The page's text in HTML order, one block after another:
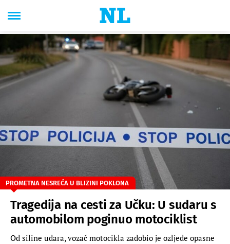
PROMETNA NESREĆA U BLIZINI POKLONA
Tragedija na cesti za Učku: U sudaru s
automobilom poginuo motociklist
Od siline udara, vozač motocikla zadobio je ozljede opasne